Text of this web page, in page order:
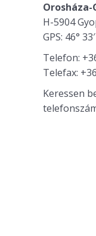
H-5904
GPS: 46°
Telefon:
Telefax:
Keressen